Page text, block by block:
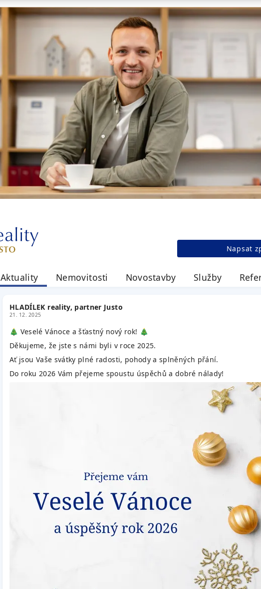
Napsat
Aktuality Nemovitosti Novostavby Služby
HLADÍLEK reality, partner Justo
21. 12. 2025
🎄 Veselé Vánoce a šťastný nový rok! 🎄
Děkujeme, že jste s námi byli v roce 2025.
Ať jsou Vaše svátky plné radosti, pohody a splněných přání.
Do roku 2026 Vám přejeme spoustu úspěchů a dobré nálady!